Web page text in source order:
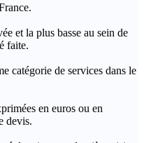
et la plus basse au sein de
faite.
catégorie de services dans le
en euros ou en
devis.